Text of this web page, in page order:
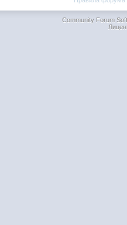
Community Forum